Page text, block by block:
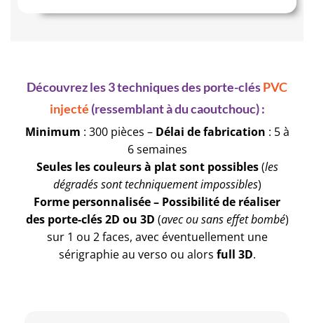
Découvrez les 3 techniques des porte-clésPVC
injecté (ressemblant à du caoutchouc) :
Minimum : 300 pièces – Délai de fabrication : 5 à
6 semaines
Seules les couleurs à plat sont possibles(les
dégradés sont techniquement impossibles)
Forme personnalisée – Possibilité de réaliser
des porte-clés 2D ou 3D (avec ou sans effet bombé)
sur 1 ou 2 faces, avec éventuellement une
sérigraphie au verso ou alors full 3D.